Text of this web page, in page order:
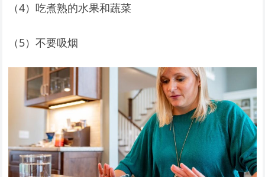
（4）吃煮熟的水果和蔬菜
（5）不要吸烟